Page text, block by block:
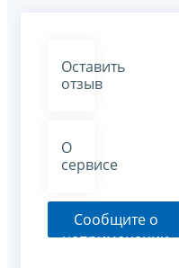
Оставить
отзыв
О
сервисе
Сообщите о
неприменении